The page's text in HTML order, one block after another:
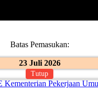
Batas Pemasukan:
23 Juli 2026
Tutup